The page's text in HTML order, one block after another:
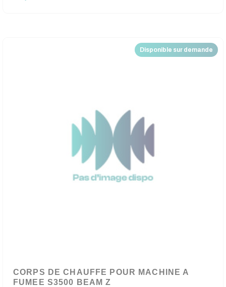
Disponible sur demande
CORPS DE CHAUFFE POUR MACHINE A
FUMEE S3500 BEAM Z